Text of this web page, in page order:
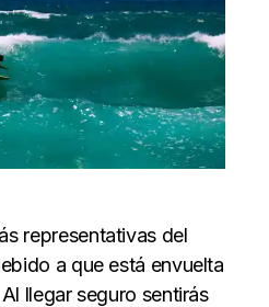
representativas del
a que está envuelta
llegar seguro sentirás